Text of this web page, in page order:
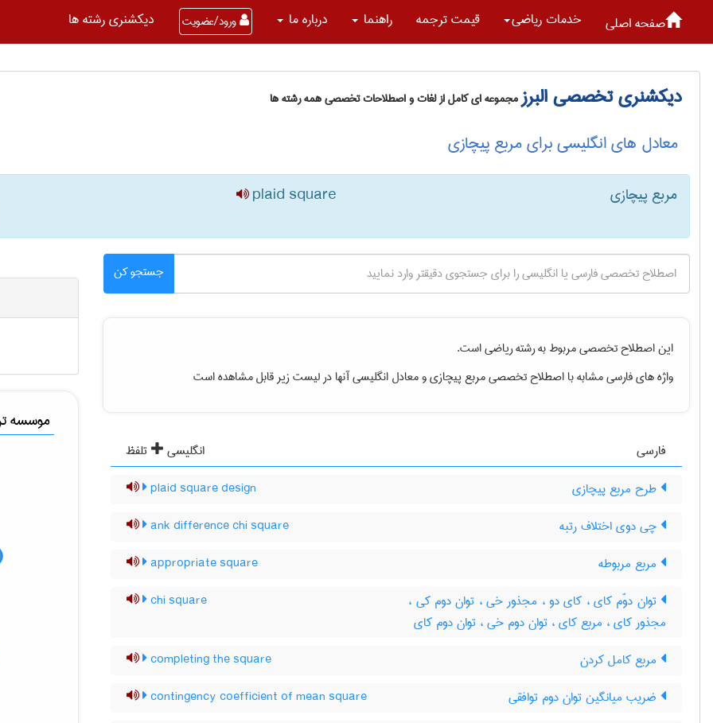
صفحه اصلی خدمات رياضی قیمت ترجمه راهنما درباره ما ورود/عضویت دیکشنری رشته ها
دیکشنری تخصصی البرزمجموعه ای کامل از لغات و اصطلاحات تخصصی همه رشته ها
معادل های انگلیسی برای مربع پیچازی
مربع پیچازی plaid square
جستجو کن
این اصطلاح تخصصی مربوط به رشتهرياضیاست.
واژه های فارسی مشابه با اصطلاح تخصصیمربع پیچازیو معادل انگلیسی آنها در لیست زیر قابل مشاهده است
فارسی انگلیسی
تلفظ
طرح مربع پیچازی
plaid square design
چی دوی اختلاف رتبه ank difference chi square
مربع مربوطه appropriate square
توان دوّم کای ، کای دو ، مجذور خی ، توان دوم کی ،
مجذور کای ، مربع کای ، توان دوم خی ، توان دوم کای
chi square
مربع کامل کردن completing the square
ضریب میانگین توان دوم توافقی contingency coefficient of mean square
موسسه